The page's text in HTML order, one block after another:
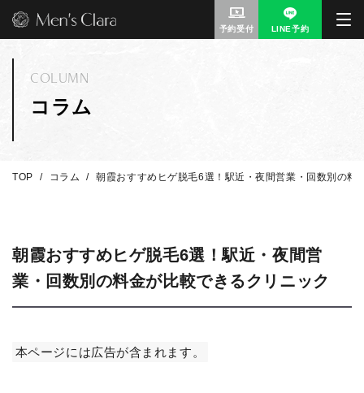
予約受付 LINE予約
コラム
COLUMN
TOP コラム 朝霞おすすめヒゲ脱毛6選！駅近・夜間営業・回数別の料
朝霞おすすめヒゲ脱毛6選！駅近・夜間営
業・回数別の料金が比較できるクリニック
本ページには広告が含まれます。